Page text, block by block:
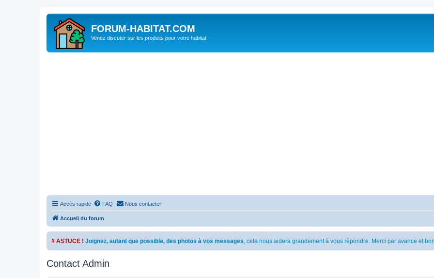
FORUM-HABITAT.COM
Venez discuter sur les produits pour votre habitat
Accès rapide FAQ Nous contacter
Accueil du forum
# ASTUCE ! Joignez, autant que possible, des photos à vos messages, cela nous aidera grandement à vous répondre. Merci par avance et
Contact Admin